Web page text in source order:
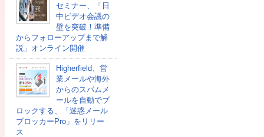
セミナー、「日
中ビデオ会議の
壁を突破！準備
からフォローアップまで解
説」オンライン開催
Higherfield、営
業メールや海外
からのスパムメ
ールを自動でブ
ロックする、「迷惑メール
ブロッカーPro」をリリー
ス